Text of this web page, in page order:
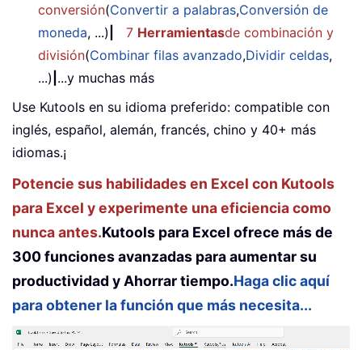
conversión(Convertir a palabras,Conversión de
moneda, ...) 7 Herramientasde combinación y
división(Combinar filas avanzado,Dividir celdas,
...) ...y muchas más
Use Kutools en su idioma preferido: compatible con
inglés, español, alemán, francés, chino y 40+ más
idiomas.¡
Potencie sus habilidades en Excel con Kutools
para Excel y experimente una eficiencia como
nunca antes.Kutools para Excel ofrece más de
300 funciones avanzadas para aumentar su
productividad y Ahorrar tiempo.Haga clic aquí
para obtener la función que más necesita...